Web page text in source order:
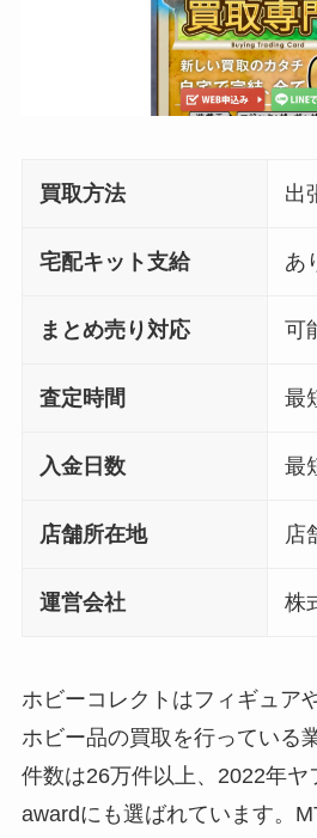
買取方法 出
宅配キット支給 あ
まとめ売り対応 可
査定時間 最
入金日数 最
店舗所在地 店
運営会社 株
ホビーコレクトはフィギュア
ホビー品の買取を行っている
件数は26万件以上、2022年ヤ
awardにも選ばれています。